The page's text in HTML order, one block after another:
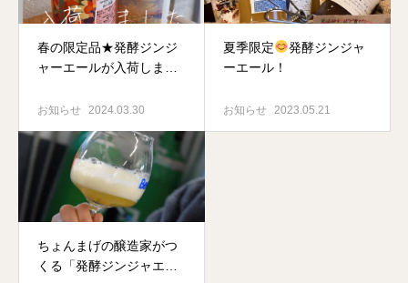
春の限定品★発酵ジンジ
ャーエールが入荷しまし
お知らせ 2024.03.30
夏季限定
発酵ジンジャ
ーエール！
お知らせ 2023.05.21
ちょんまげの醸造家がつ
くる「発酵ジンジャエー